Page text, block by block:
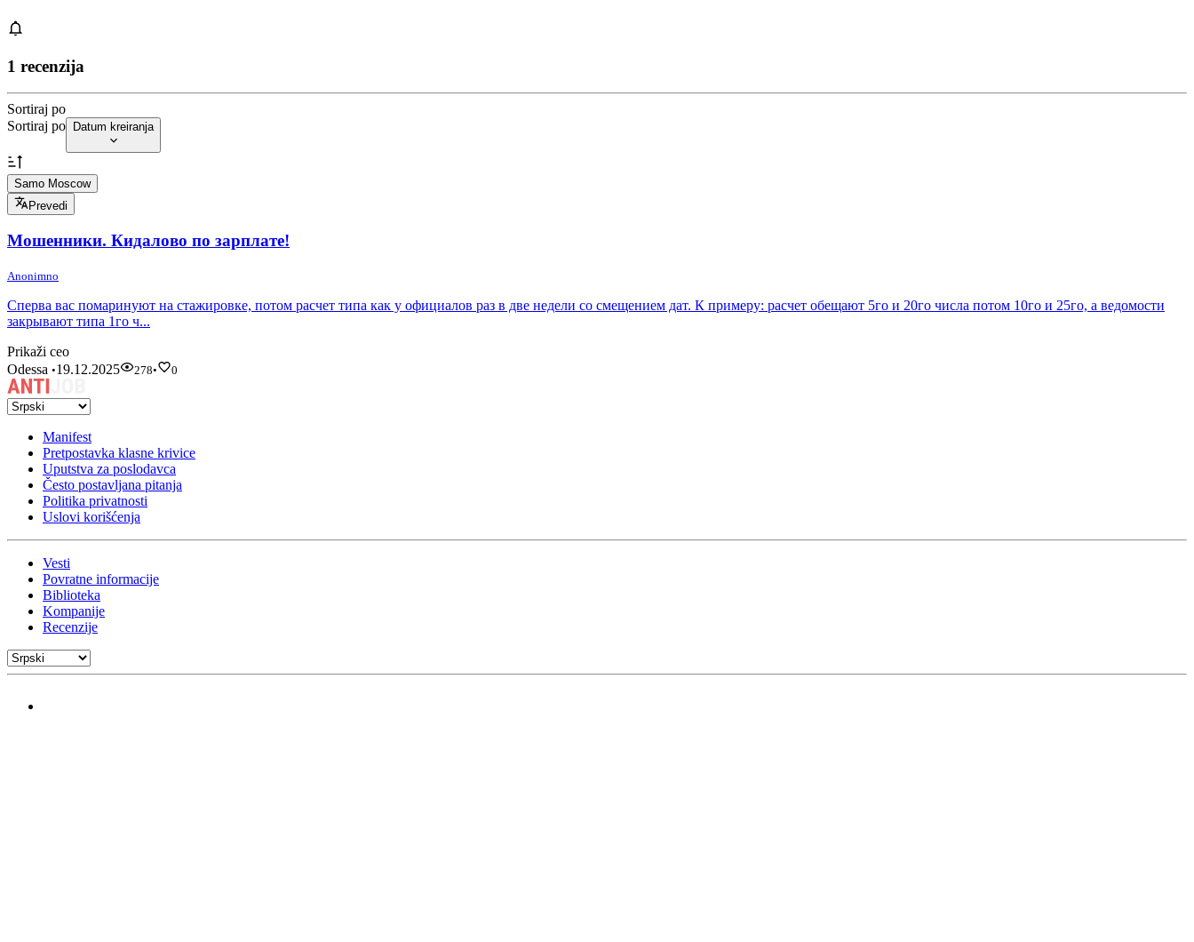
1 recenzija
Sortiraj po
Sortiraj po
Datum kreiranja
Samo Moscow
Prevedi
Мошенники. Кидалово по зарплате!
Anonimno
Сперва вас помаринуют на стажировке, потом расчет типа как у официалов раз в две недели со смещением дат. К примеру: расчет обещают 5го и 20го числа потом 10го и 25го, а ведомости
закрывают типа 1го ч...
Prikaži ceo
Odessa •19.12.2025 278• 0
Manifest
Pretpostavka klasne krivice
Uputstva za poslodavca
Često postavljana pitanja
Politika privatnosti
Uslovi korišćenja
Vesti
Povratne informacije
Biblioteka
Kompanije
Recenzije